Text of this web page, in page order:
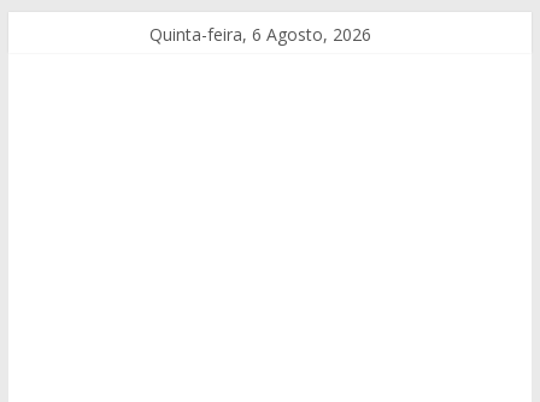
Quinta-feira, 6 Agosto, 2026